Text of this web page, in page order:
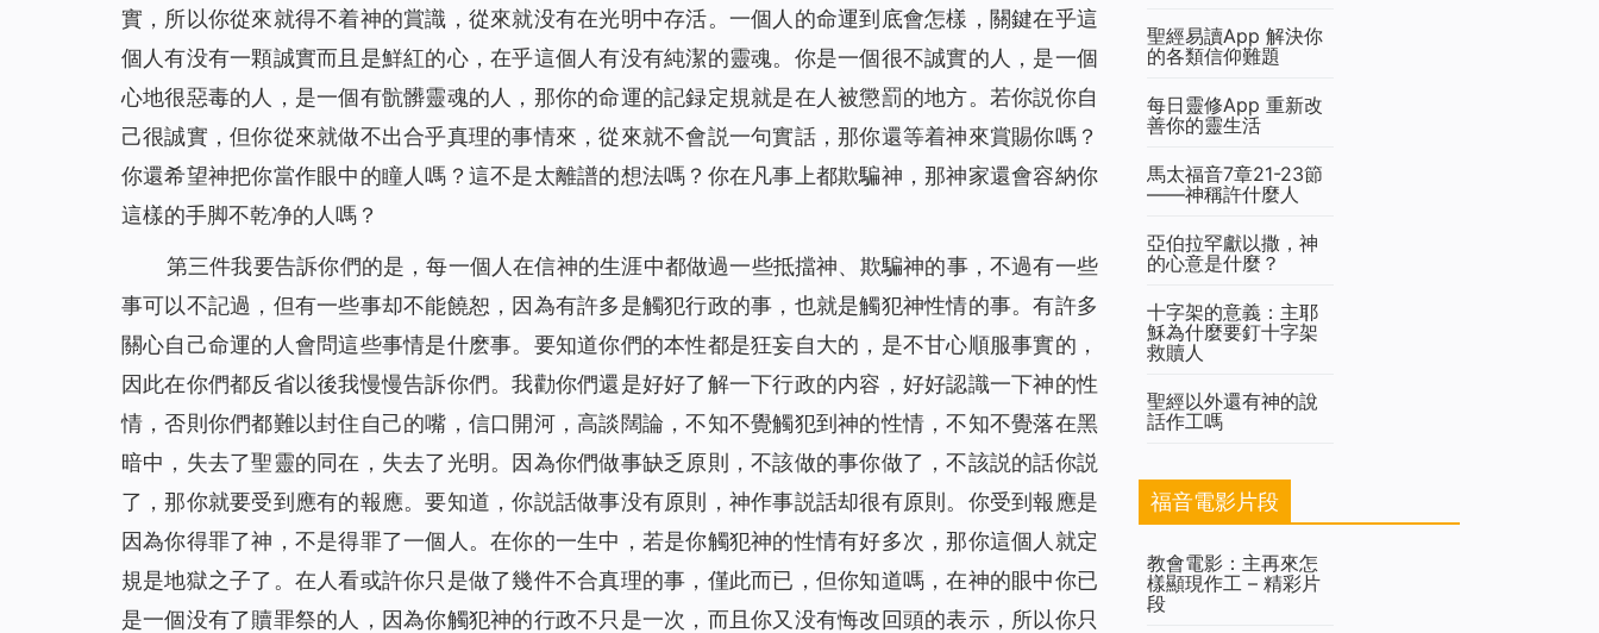
實，所以你從來就得不着神的賞識，從來就没有在光明中存活。一個人的命運到底會怎樣，關鍵在乎這
個人有没有一顆誠實而且是鮮紅的心，在乎這個人有没有純潔的靈魂。你是一個很不誠實的人，是一個
心地很惡毒的人，是一個有骯髒靈魂的人，那你的命運的記録定規就是在人被懲罰的地方。若你説你自
己很誠實，但你從來就做不出合乎真理的事情來，從來就不會説一句實話，那你還等着神來賞賜你嗎？
你還希望神把你當作眼中的瞳人嗎？這不是太離譜的想法嗎？你在凡事上都欺騙神，那神家還會容納你
這樣的手脚不乾净的人嗎？
第三件我要告訴你們的是，每一個人在信神的生涯中都做過一些抵擋神、欺騙神的事，不過有一些
事可以不記過，但有一些事却不能饒恕，因為有許多是觸犯行政的事，也就是觸犯神性情的事。有許多
關心自己命運的人會問這些事情是什麽事。要知道你們的本性都是狂妄自大的，是不甘心順服事實的，
因此在你們都反省以後我慢慢告訴你們。我勸你們還是好好了解一下行政的内容，好好認識一下神的性
情，否則你們都難以封住自己的嘴，信口開河，高談闊論，不知不覺觸犯到神的性情，不知不覺落在黑
暗中，失去了聖靈的同在，失去了光明。因為你們做事缺乏原則，不該做的事你做了，不該説的話你説
了，那你就要受到應有的報應。要知道，你説話做事没有原則，神作事説話却很有原則。你受到報應是
因為你得罪了神，不是得罪了一個人。在你的一生中，若是你觸犯神的性情有好多次，那你這個人就定
規是地獄之子了。在人看或許你只是做了幾件不合真理的事，僅此而已，但你知道嗎，在神的眼中你已
是一個没有了贖罪祭的人，因為你觸犯神的行政不只是一次，而且你又没有悔改回頭的表示，所以你只
聖經易讀App 解決你
的各類信仰難題
每日靈修App 重新改
善你的靈生活
馬太福音7章21-23節
——神稱許什麼人
亞伯拉罕獻以撒，神
的心意是什麼？
十字架的意義：主耶
穌為什麼要釘十字架
救贖人
聖經以外還有神的說
話作工嗎
福音電影片段
教會電影：主再來怎
樣顯現作工 – 精彩片
段